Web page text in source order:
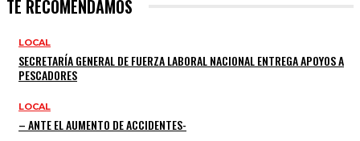
TE RECOMENDAMOS
LOCAL
SECRETARÍA GENERAL DE FUERZA LABORAL NACIONAL ENTREGA APOYOS A
PESCADORES
LOCAL
– ANTE EL AUMENTO DE ACCIDENTES-